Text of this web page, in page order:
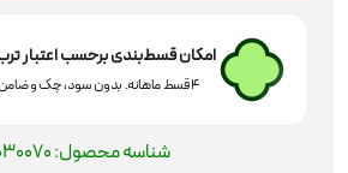
امکان قسط‌بندی برحسب اعتبار ترب‌پی
۴ قسط ماهانه. بدون سود، چک و ضامن.
شناسه محصول:1030070